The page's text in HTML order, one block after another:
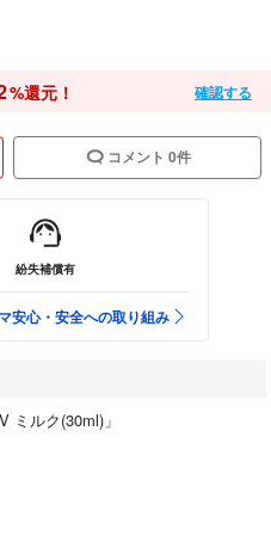
%還元！ 確認する
コメント 0件
紛失補償有
安心・安全への取り組み
ミルク(30ml)」